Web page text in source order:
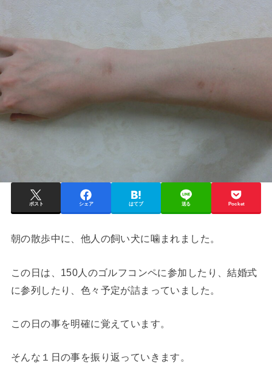
ポスト シェア はてブ 送る Pocket
朝の散歩中に、他人の飼い犬に噛まれました。
この日は、150人のゴルフコンペに参加したり、結婚式
に参列したり、色々予定が詰まっていました。
この日の事を明確に覚えています。
そんな１日の事を振り返っていきます。